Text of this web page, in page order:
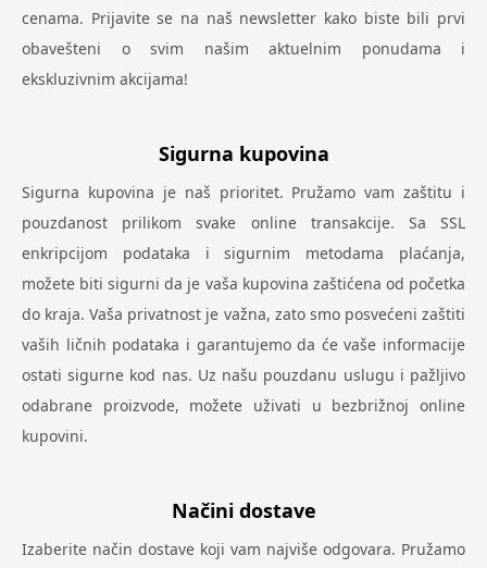
cenama. Prijavite se na naš newsletter kako biste bili prvi
obavešteni o svim našim aktuelnim ponudama i
ekskluzivnim akcijama!
Sigurna kupovina
Sigurna kupovina je naš prioritet. Pružamo vam zaštitu i
pouzdanost prilikom svake online transakcije. Sa SSL
enkripcijom podataka i sigurnim metodama plaćanja,
možete biti sigurni da je vaša kupovina zaštićena od početka
do kraja. Vaša privatnost je važna, zato smo posvećeni zaštiti
vaših ličnih podataka i garantujemo da će vaše informacije
ostati sigurne kod nas. Uz našu pouzdanu uslugu i pažljivo
odabrane proizvode, možete uživati u bezbrižnoj online
kupovini.
Načini dostave
Izaberite način dostave koji vam najviše odgovara. Pružamo